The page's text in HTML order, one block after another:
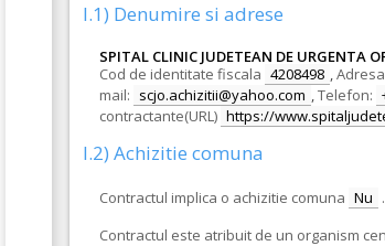
I.1) Denumire si adrese
SPITAL CLINIC JUDETEAN DE URGENTA
Cod de identitate fiscala 4208498 ,
mail: scjo.achizitii@yahoo.com ,Telefon:
contractante(URL) https://
I.2) Achizitie comuna
Contractul implica o achizitie comuna Nu .
Contractul este atribuit de un organism